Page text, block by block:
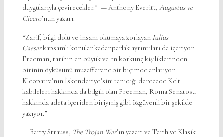
duygularıyla çevirecekler.” — Anthony Everitt, Augustus ve
Cicero’nun yazarı.
“Zarif, bilgi dolu ve insanı okumaya zorlayan Iulius
Caesarkapsamlı konular kadar parlak ayrıntıları da içeriyor.
Freeman, tarihin en büyük ve en korkunç kişiliklerinden
birinin öyküsünü muzafferane bir biçimde anlatıyor.
Kleopatra’nın İskenderiye’sini tanıdığı derecede Kelt
kabileleri hakkında da bilgili olan Freeman, Roma Senatosu
hakkında adeta içeriden biriymiş gibi özgüvenli bir şekilde
yazıyor.”
— Barry Strauss, The Trojan War’ın yazarı ve Tarih ve Klasik